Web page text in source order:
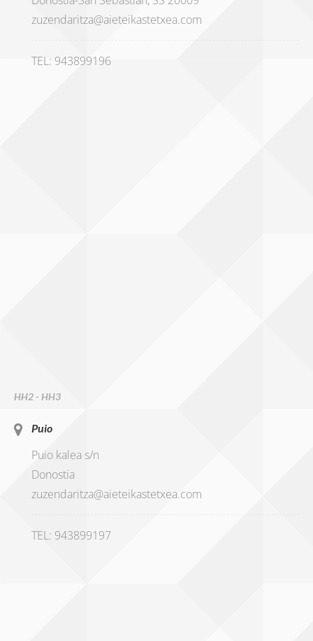
zuzendaritza@aieteikastetxea.com
TEL: 943899196
HH2 - HH3
Puio
Puio kalea s/n
Donostia
zuzendaritza@aieteikastetxea.com
TEL: 943899197